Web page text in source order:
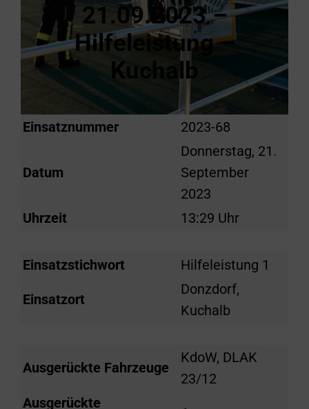
21.09.2023 –
Hilfeleistung –
Kuchalb
Einsatznummer 2023-68
Datum
Donnerstag, 21.
September
2023
Uhrzeit
13:29 Uhr
Einsatzstichwort Hilfeleistung 1
Einsatzort
Donzdorf,
Kuchalb
Ausgerückte Fahrzeuge
KdoW, DLAK
23/12
Ausgerückte